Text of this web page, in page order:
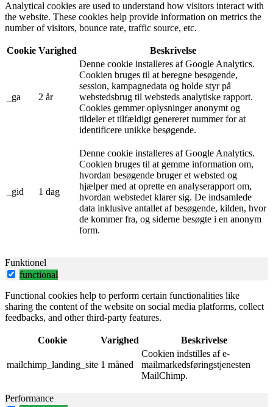
Analytical cookies are used to understand how visitors interact with
the website. These cookies help provide information on metrics the
number of visitors, bounce rate, traffic source, etc.
Cookie Varighed Beskrivelse
_ga 2 år
Denne cookie installeres af Google Analytics.
Cookien bruges til at beregne besøgende,
session, kampagnedata og holde styr på
webstedsbrug til websteds analytiske rapport.
Cookies gemmer oplysninger anonymt og
tildeler et tilfældigt genereret nummer for at
identificere unikke besøgende.
_gid 1 dag
Denne cookie installeres af Google Analytics.
Cookien bruges til at gemme information om,
hvordan besøgende bruger et websted og
hjælper med at oprette en analyserapport om,
hvordan webstedet klarer sig. De indsamlede
data inklusive antallet af besøgende, kilden, hvor
de kommer fra, og siderne besøgte i en anonym
form.
Funktionel
functional
Functional cookies help to perform certain functionalities like
sharing the content of the website on social media platforms, collect
feedbacks, and other third-party features.
Cookie Varighed Beskrivelse
mailchimp_landing_site 1 måned
Cookien indstilles af e-
mailmarkedsføringstjenesten
MailChimp.
Performance